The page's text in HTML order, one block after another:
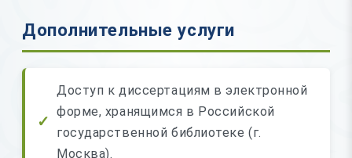
Дополнительные услуги
Доступ к диссертациям в электронной
форме, хранящимся в Российской
государственной библиотеке (г.
Москва).